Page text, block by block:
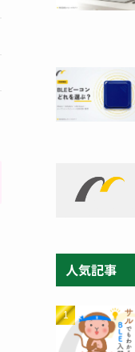
人気記事